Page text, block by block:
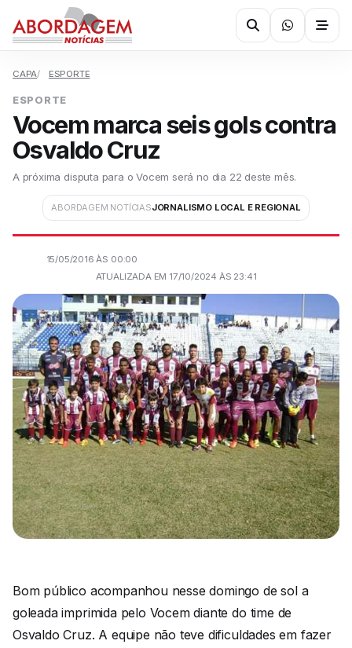
CAPA ESPORTE
ESPORTE
Vocem marca seis gols contra
Osvaldo Cruz
A próxima disputa para o Vocem será no dia 22 deste mês.
ABORDAGEM NOTÍCIASJORNALISMO LOCAL E REGIONAL
15/05/2016 ÀS 00:00
ATUALIZADA EM 17/10/2024 ÀS 23:41
Bom público acompanhou nesse domingo de sol a
goleada imprimida pelo Vocem diante do time de
Osvaldo Cruz. A equipe não teve dificuldades em fazer